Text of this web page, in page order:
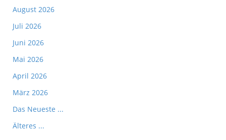
August 2026
Juli 2026
Juni 2026
Mai 2026
April 2026
März 2026
Das Neueste ...
Älteres ...